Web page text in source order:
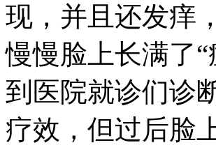
现，并且还发痒
慢慢脸上长满了
到医院就诊们诊
疗效，但过后脸